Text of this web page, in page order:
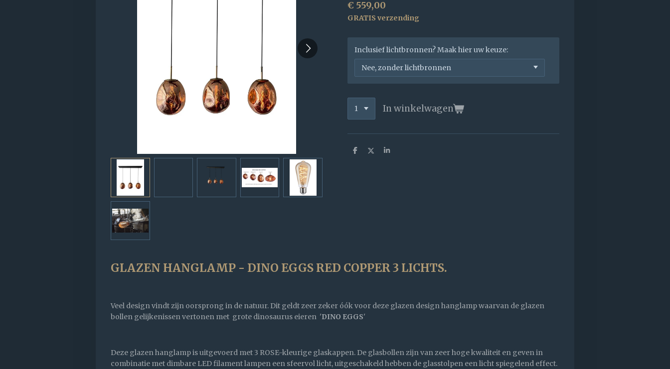
€ 559,00
GRATIS verzending
Inclusief lichtbronnen? Maak hier uw keuze:
In winkelwagen
D
D
S
GLAZEN HANGLAMP - DINO EGGS RED COPPER 3 LICHTS.
Veel design vindt zijn oorsprong in de natuur. Dit geldt zeer zeker óók voor deze glazen design hanglamp waarvan de glazen
bollen gelijkenissen vertonen met grote dinosaurus eieren 'DINO EGGS'
Deze glazen hanglamp is uitgevoerd met 3 ROSE-kleurige glaskappen. De glasbollen zijn van zeer hoge kwaliteit en geven in
combinatie met dimbare LED filament lampen een sfeervol licht, uitgeschakeld hebben de glasstolpen een licht spiegelend effect.